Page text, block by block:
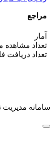
مراجع
آمار
تعداد مشاهده
تعداد دریافت
سامانه